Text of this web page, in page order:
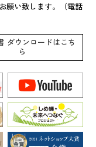
願い致します。（電話
ダウンロードはこち
ら